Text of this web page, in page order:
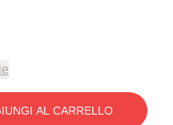
AL CARRELLO